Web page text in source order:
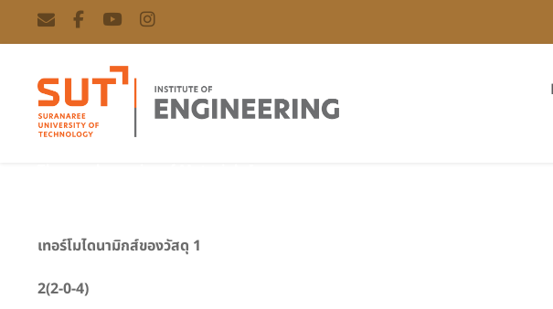
เทอร์โมไดนามิกส์ของวัสดุ 1
2(2-0-4)